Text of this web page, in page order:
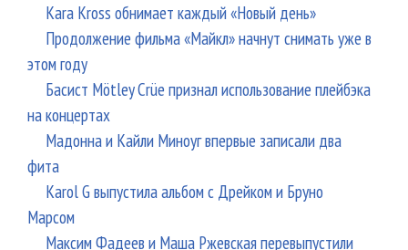
Kara Kross обнимает каждый «Новый день»
Продолжение фильма «Майкл» начнут снимать уже в
этом году
Басист Mötley Crüe признал использование плейбэка
на концертах
Мадонна и Кайли Миноуг впервые записали два
фита
Karol G выпустила альбом с Дрейком и Бруно
Марсом
Максим Фадеев и Маша Ржевская перевыпустили